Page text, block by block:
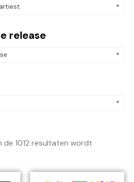
release
1012 resultaten wordt